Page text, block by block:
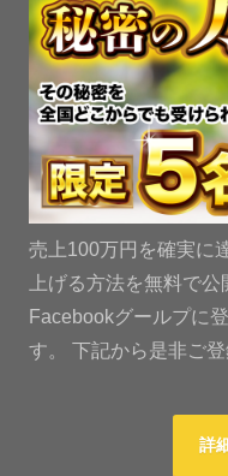
売上100万円を確実に
上げる方法を無料で
Facebookグールプに
す。 下記から是非ご
詳